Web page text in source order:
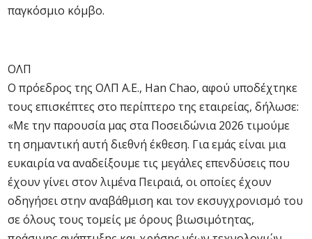
παγκόσμιο κόμβο.
ΟΛΠ
Ο πρόεδρος της ΟΛΠ Α.Ε., Han Chao, αφού υποδέχτηκε
τους επισκέπτες στο περίπτερο της εταιρείας, δήλωσε:
«Με την παρουσία μας στα Ποσειδώνια 2026 τιμούμε
τη σημαντική αυτή διεθνή έκθεση. Για εμάς είναι μια
ευκαιρία να αναδείξουμε τις μεγάλες επενδύσεις που
έχουν γίνει στον λιμένα Πειραιά, οι οποίες έχουν
οδηγήσει στην αναβάθμιση και τον εκσυγχρονισμό του
σε όλους τους τομείς με όρους βιωσιμότητας,